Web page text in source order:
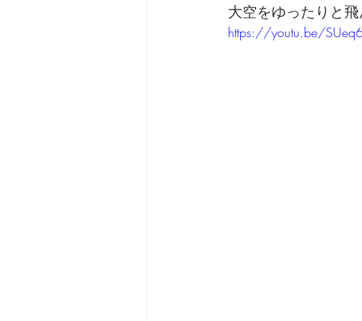
大空をゆったりと
https://youtu.be/